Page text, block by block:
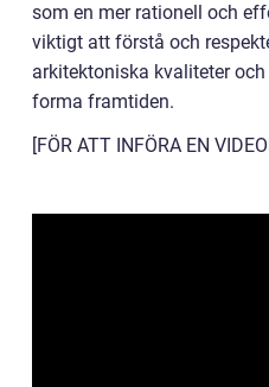
som en mer rationell och
viktigt att förstå och
arkitektoniska kvaliteter
forma framtiden.
[FÖR ATT INFÖRA EN